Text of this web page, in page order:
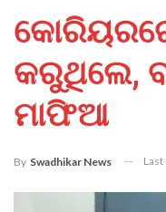
କରୁଥିଲେ,
ମାଫିଆ
By Swadhikar News